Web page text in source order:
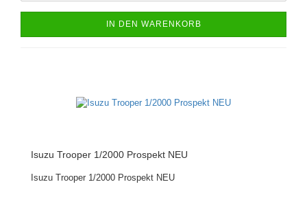
IN DEN WARENKORB
Isuzu Trooper 1/2000 Prospekt NEU
Isuzu Trooper 1/2000 Prospekt NEU